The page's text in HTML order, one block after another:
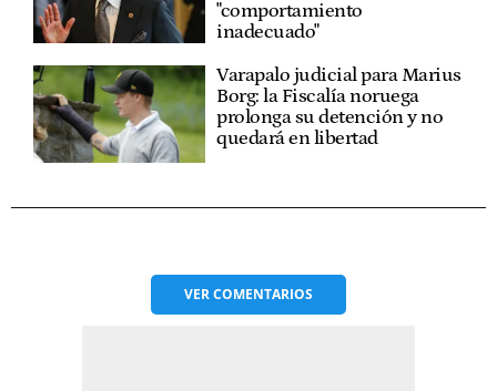
"comportamiento
inadecuado"
Varapalo judicial para Marius
Borg: la Fiscalía noruega
prolonga su detención y no
quedará en libertad
VERCOMENTARIOS